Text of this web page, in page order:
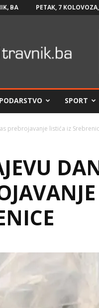
BA PETAK, 7
SPORT
prebrojavanje listića iz